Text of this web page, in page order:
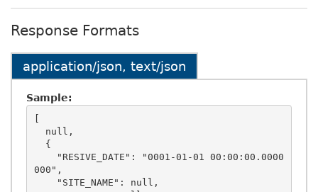
Response Formats
application/json, text/json
Sample:
[
000",